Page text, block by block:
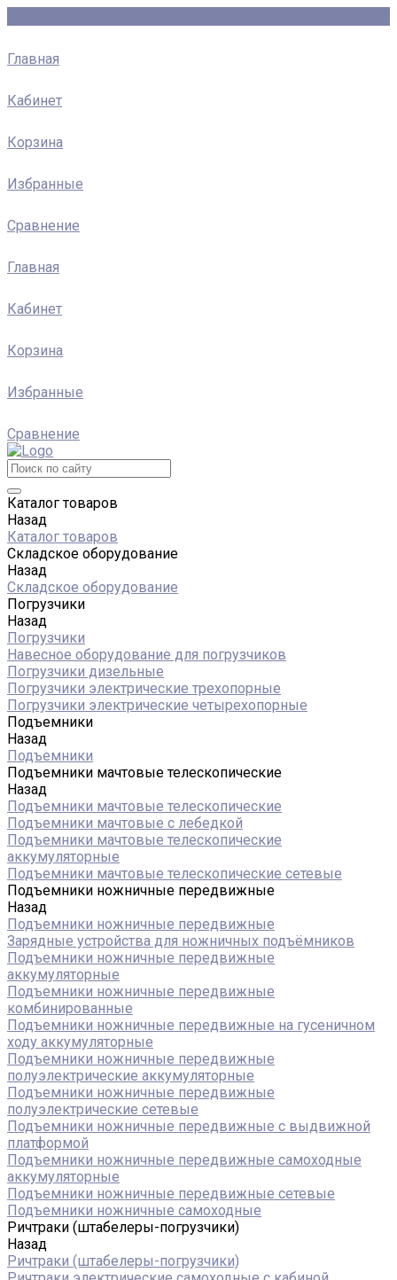
Главная
Кабинет
Корзина
Избранные
Сравнение
Главная
Кабинет
Корзина
Избранные
Сравнение
Каталог товаров
Назад
Каталог товаров
Складское оборудование
Назад
Складское оборудование
Погрузчики
Назад
Погрузчики
Навесное оборудование для погрузчиков
Погрузчики дизельные
Погрузчики электрические трехопорные
Погрузчики электрические четырехопорные
Подъемники
Назад
Подъемники
Подъемники мачтовые телескопические
Назад
Подъемники мачтовые телескопические
Подъемники мачтовые с лебедкой
Подъемники мачтовые телескопические
аккумуляторные
Подъемники мачтовые телескопические сетевые
Подъемники ножничные передвижные
Назад
Подъемники ножничные передвижные
Зарядные устройства для ножничных подъёмников
Подъемники ножничные передвижные
аккумуляторные
Подъемники ножничные передвижные
комбинированные
Подъемники ножничные передвижные на гусеничном
ходу аккумуляторные
Подъемники ножничные передвижные
полуэлектрические аккумуляторные
Подъемники ножничные передвижные
полуэлектрические сетевые
Подъемники ножничные передвижные с выдвижной
платформой
Подъемники ножничные передвижные самоходные
аккумуляторные
Подъемники ножничные передвижные сетевые
Подъемники ножничные самоходные
Ричтраки (штабелеры-погрузчики)
Назад
Ричтраки (штабелеры-погрузчики)